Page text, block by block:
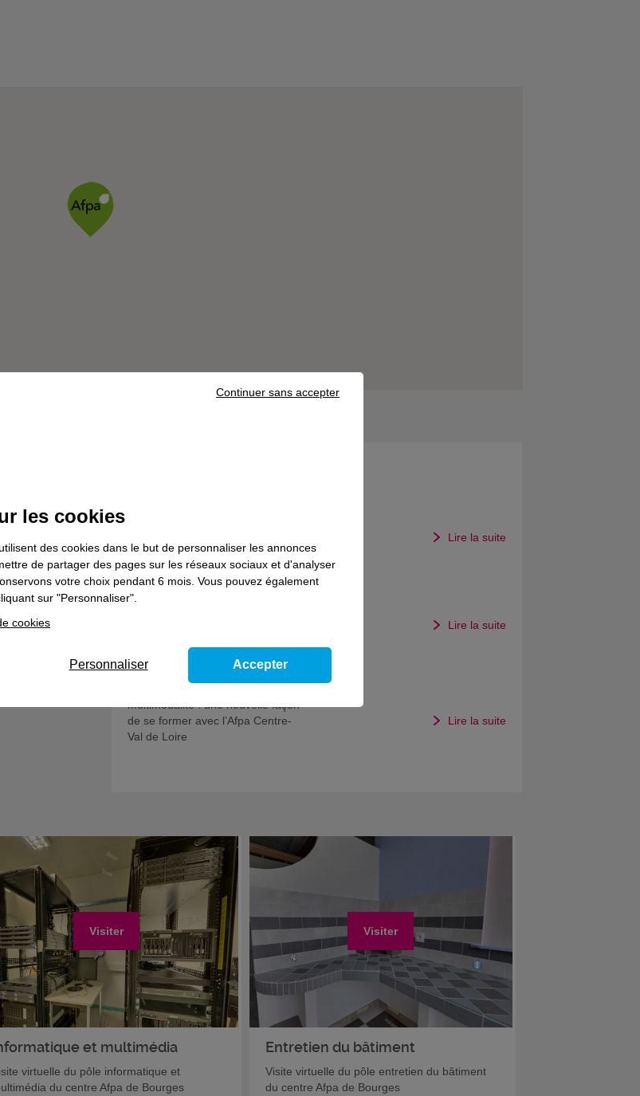
naissent à Bourges
Lire la suite
Trophées Mixité des Métiers 2026
Lire la suite
multimodalité : une nouvelle façon
de se former avec l’Afpa Centre-
Val de Loire
Lire la suite
Visiter
et multimédia
virtuelle du pôle informatique et
du centre Afpa de Bourges
Visiter
Entretien du bâtiment
Visite virtuelle du pôle entretien du bâtiment
du centre Afpa de Bourges
les cookies
des cookies dans le but de personnaliser les annonces
de partager des pages sur les réseaux sociaux et d'analyser
votre choix pendant 6 mois. Vous pouvez également
sur "Personnaliser".
cookies
Continuer sans accepter
Personnaliser Accepter